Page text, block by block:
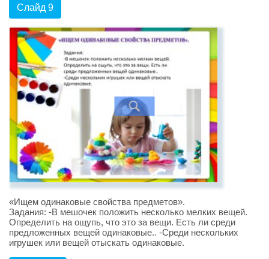
Слайд 9
«Ищем одинаковые свойства предметов».
Задания: -В мешочек положить несколько мелких вещей.
Определить на ощупь, что это за вещи. Есть ли среди
предложенных вещей одинаковые.. -Среди нескольких
игрушек или вещей отыскать одинаковые.